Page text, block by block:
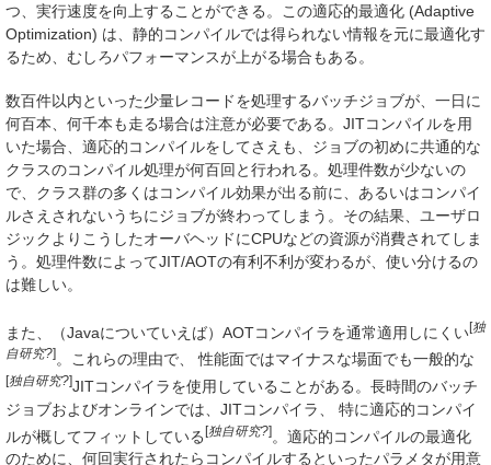
つ、実行速度を向上することができる。この適応的最適化 (Adaptive
Optimization) は、静的コンパイルでは得られない情報を元に最適化す
るため、むしろパフォーマンスが上がる場合もある。
数百件以内といった少量レコードを処理するバッチジョブが、一日に
何百本、何千本も走る場合は注意が必要である。JITコンパイルを用
いた場合、適応的コンパイルをしてさえも、ジョブの初めに共通的な
クラスのコンパイル処理が何百回と行われる。処理件数が少ないの
で、クラス群の多くはコンパイル効果が出る前に、あるいはコンパイ
ルさえされないうちにジョブが終わってしまう。その結果、ユーザロ
ジックよりこうしたオーバヘッドにCPUなどの資源が消費されてしま
う。処理件数によってJIT/AOTの有利不利が変わるが、使い分けるの
は難しい。
また、 （Javaについていえば）AOTコンパイラを通常適用しにくい[独
自研究?] 。これらの理由で、性能面ではマイナスな場面でも一般的な
[独自研究?]JITコンパイラを使用していることがある。長時間のバッチ
ジョブおよびオンラインでは、JITコンパイラ、 特に適応的コンパイ
ルが概してフィットしている[独自研究?]。適応的コンパイルの最適化
のために、何回実行されたらコンパイルするといったパラメタが用意